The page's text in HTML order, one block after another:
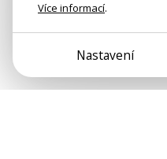
Více informací.
Nastavení